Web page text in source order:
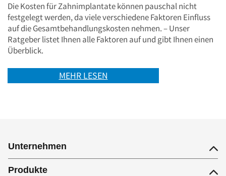
Die Kosten für Zahnimplantate können pauschal nicht
festgelegt werden, da viele verschiedene Faktoren Einfluss
auf die Gesamtbehandlungskosten nehmen. – Unser
Ratgeber listet Ihnen alle Faktoren auf und gibt Ihnen einen
Überblick.
MEHR LESEN
Unternehmen
Produkte